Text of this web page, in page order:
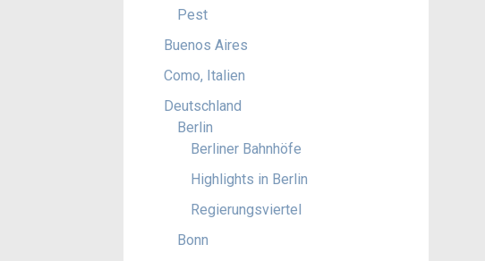
Pest
Buenos Aires
Como, Italien
Deutschland
Berlin
Berliner Bahnhöfe
Highlights in Berlin
Regierungsviertel
Bonn